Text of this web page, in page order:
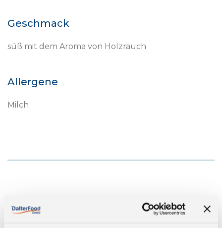
Geschmack
süß mit dem Aroma von Holzrauch
Allergene
Milch
Durchschnittliche Nährwerte pro 100g